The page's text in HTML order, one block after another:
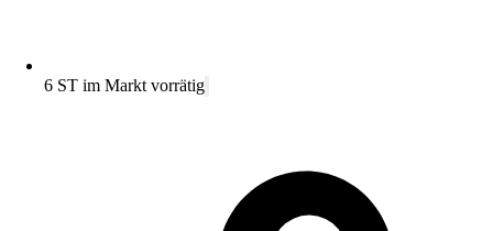
6 ST im Markt vorrätig